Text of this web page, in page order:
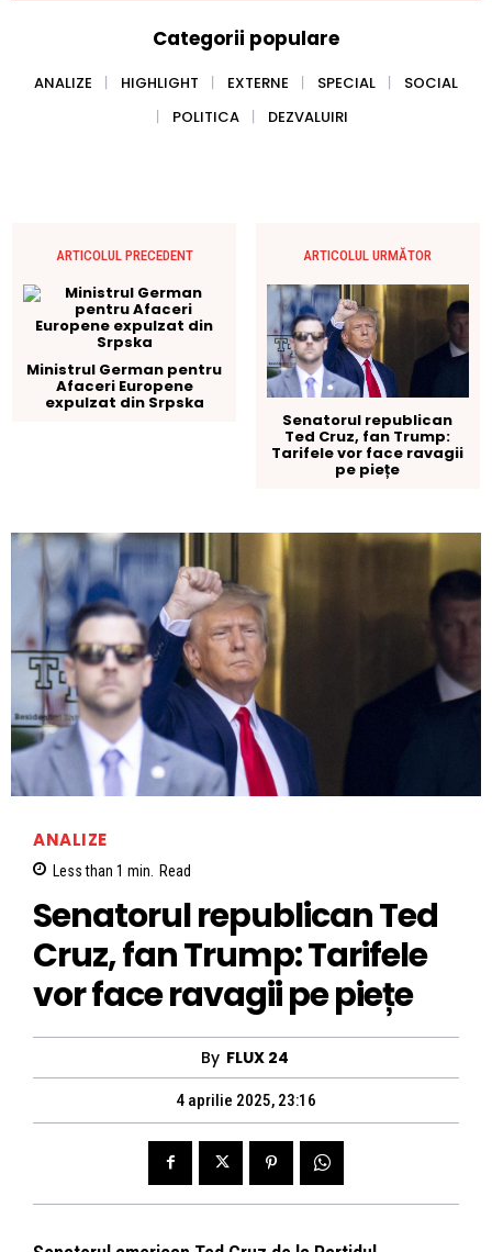
Categorii populare
ANALIZE HIGHLIGHT EXTERNE SPECIAL
SOCIAL
POLITICA
DEZVALUIRI
ARTICOLUL PRECEDENT
Ministrul German pentru
Afaceri Europene
expulzat din Srpska
ARTICOLUL URMĂTOR
Senatorul republican
Ted Cruz, fan Trump:
Tarifele vor face ravagii
pe piețe